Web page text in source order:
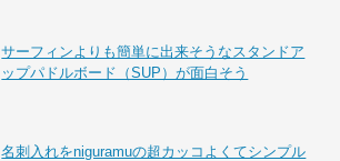
サーフィンよりも簡単に出来そうなスタンドア
ップパドルボード（SUP）が面白そう
名刺入れをniguramuの超カッコよくてシンプル